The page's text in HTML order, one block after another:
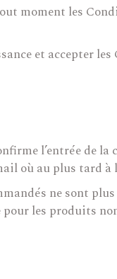
moment les
et accepter
l’entrée de
où au plus tard
ne sont
les produits